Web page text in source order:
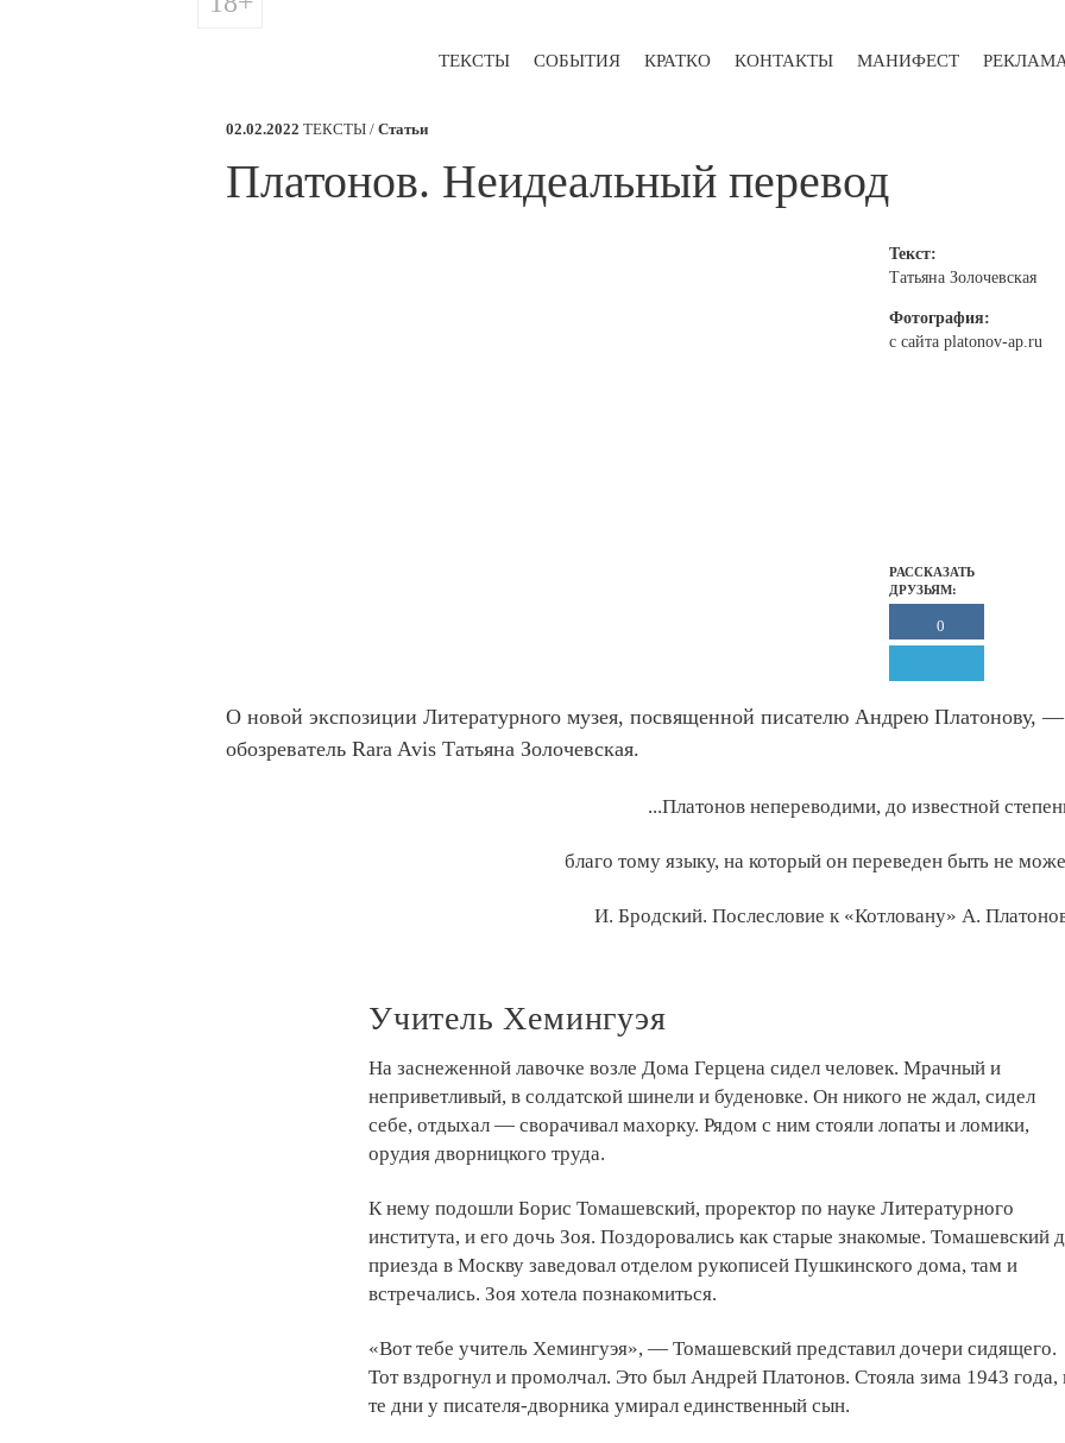
ТЕКСТЫ СОБЫТИЯ КРАТКО КОНТАКТЫ МАНИФЕСТ
02.02.2022 ТЕКСТЫ / Статьи
​Платонов. Неидеальный перевод
Текст:
Татьяна Золочевская
Фотография:
с сайта platonov-ap.ru
РАССКАЗАТЬ
ДРУЗЬЯМ:
0
О новой экспозиции Литературного музея, посвященной писателю Андрею Платонову, —
обозреватель Rara Avis Татьяна Золочевская.
...Платонов непереводими, до известной
благо тому языку, на который он переведен быть не
И. Бродский. Послесловие к «Котловану» А.
Учитель Хемингуэя
На заснеженной лавочке возле Дома Герцена сидел человек. Мрачный и
неприветливый, в солдатской шинели и буденовке. Он никого не ждал, сидел
себе, отдыхал — сворачивал махорку. Рядом с ним стояли лопаты и ломики,
орудия дворницкого труда.
К нему подошли Борис Томашевский, проректор по науке Литературного
института, и его дочь Зоя. Поздоровались как старые знакомые. Томашевский
приезда в Москву заведовал отделом рукописей Пушкинского дома, там и
встречались. Зоя хотела познакомиться.
«Вот тебе учитель Хемингуэя», — Томашевский представил дочери сидящего.
Тот вздрогнул и промолчал. Это был Андрей Платонов. Стояла зима 1943 года,
те дни у писателя-дворника умирал единственный сын.